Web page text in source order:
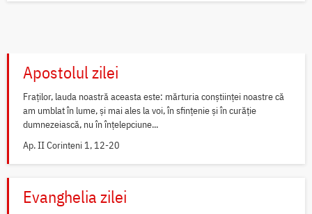
Apostolul zilei
Fraților, lauda noastră aceasta este: mărturia conștiinței noastre că
am umblat în lume, și mai ales la voi, în sfințenie și în curăție
dumnezeiască, nu în înțelepciune...
Ap. II Corinteni 1, 12-20
Evanghelia zilei